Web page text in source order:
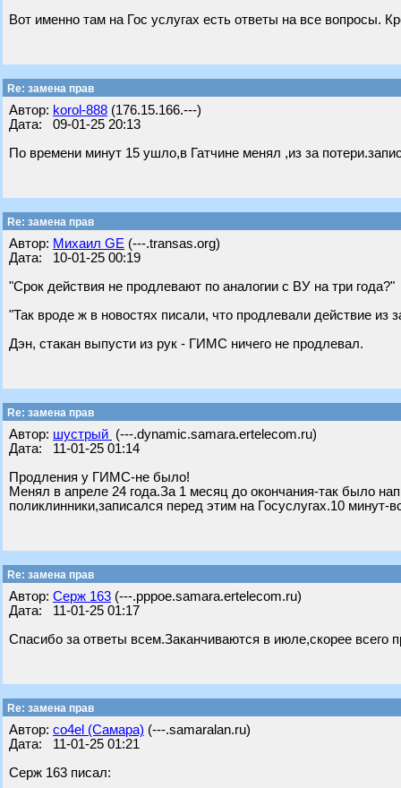
Вот именно там на Гос услугах есть ответы на все вопросы.
Re: замена прав
Автор: korol-888 (176.15.166.---)
Дата: 09-01-25 20:13
По времени минут 15 ушло,в Гатчине менял ,из за
Re: замена прав
Автор: Михаил GE (---.transas.org)
Дата: 10-01-25 00:19
"Срок действия не продлевают по аналогии с ВУ на три года?"
"Так вроде ж в новостях писали, что продлевали действие из
Дэн, стакан выпусти из рук - ГИМС ничего не продлевал.
Re: замена прав
Автор: шустрый (---.dynamic.samara.ertelecom.ru)
Дата: 11-01-25 01:14
Продления у ГИМС-не было!
Менял в апреле 24 года.За 1 месяц до окончания-так было
поликлинники,записался перед этим на Госуслугах.10
Re: замена прав
Автор: Серж 163 (---.pppoe.samara.ertelecom.ru)
Дата: 11-01-25 01:17
Спасибо за ответы всем.Заканчиваются в июле,скорее всего
Re: замена прав
Автор: co4el (Самара) (---.samaralan.ru)
Дата: 11-01-25 01:21
Серж 163 писал: